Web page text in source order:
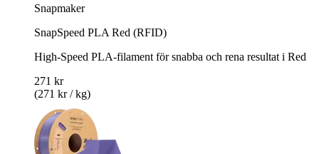
Snapmaker
SnapSpeed PLA Red (RFID)
High-Speed PLA-filament för snabba och rena resultat i Red
271 kr
(271 kr / kg)